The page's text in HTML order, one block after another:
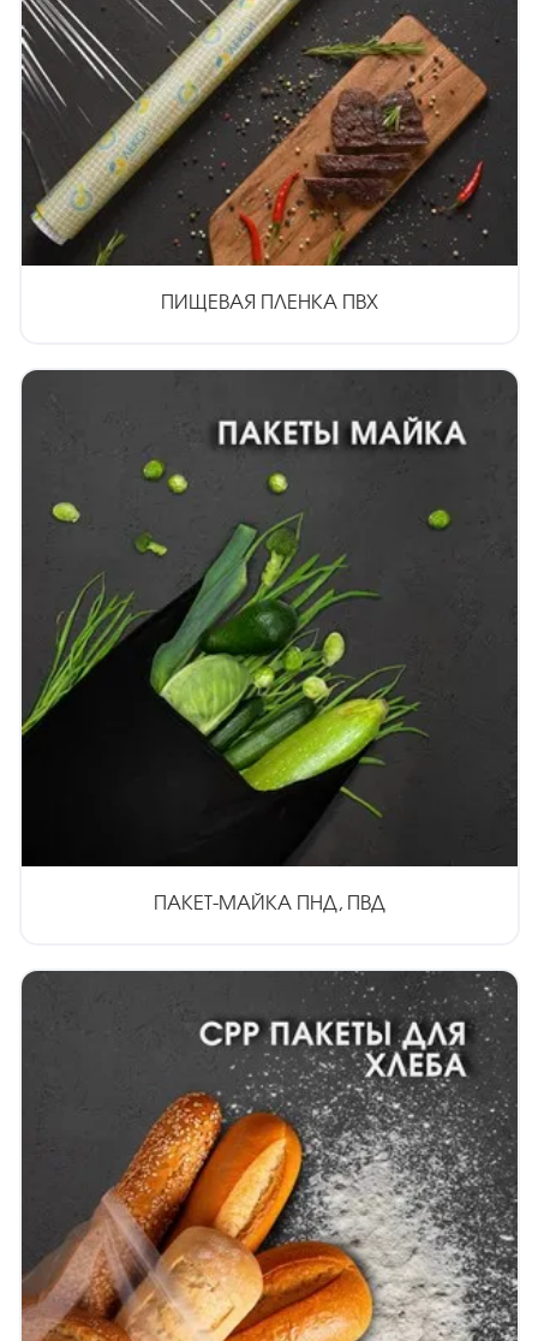
ПИЩЕВАЯ ПЛЕНКА ПВХ
ПАКЕТ-МАЙКА ПНД, ПВД